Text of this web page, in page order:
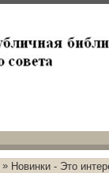
» Новинки - Это